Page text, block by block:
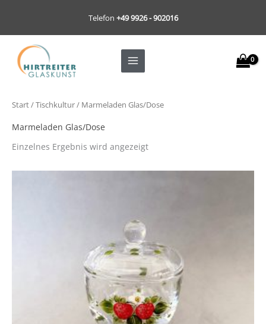
springen
Telefon +49 9926 - 902016
Start/Tischkultur/ Marmeladen Glas/Dose
Marmeladen Glas/Dose
Einzelnes Ergebnis wird angezeigt